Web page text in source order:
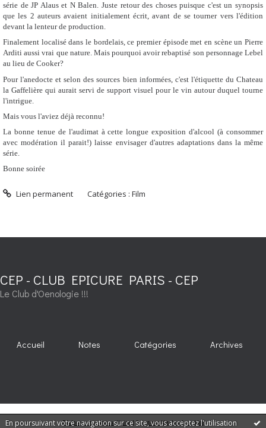
En poursuivant votre navigation sur ce site, vous acceptez l'utilisation
série de JP Alaus et N Balen. Juste retour des choses puisque c'est un synopsis
que les 2 auteurs avaient initialement écrit, avant de se tourner vers l'édition
devant la lenteur de production.
Finalement localisé dans le bordelais, ce premier épisode met en scène un Pierre
Arditi aussi vrai que nature. Mais pourquoi avoir rebaptisé son personnage Lebel
au lieu de Cooker?
Pour l'anedocte et selon des sources bien informées, c'est l'étiquette du Chateau
la Gaffelière qui aurait servi de support visuel pour le vin autour duquel tourne
l'intrigue.
Mais vous l'aviez déjà reconnu!
La bonne tenue de l'audimat à cette longue exposition d'alcool (à consommer
avec modération il parait!) laisse envisager d'autres adaptations dans la même
série.
Bonne soirée
Lien permanent Catégories :Film
CEP - CLUB EPICURE PARIS - CEP
Le Club d'Oenologie !!!
Accueil Notes Catégories Archives
Déclarer un contenu illicite| Mentions légales de ce blog